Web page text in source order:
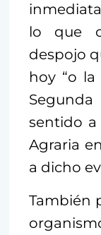
lo que
despojo
hoy “o
sentido a
Agraria
a dicho
También